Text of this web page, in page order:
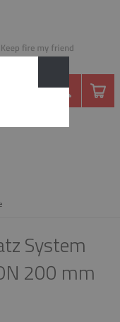
System
200 mm